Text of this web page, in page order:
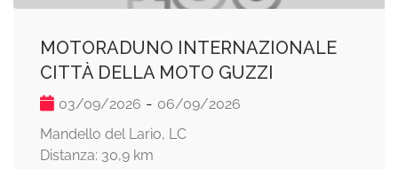
MOTORADUNO INTERNAZIONALE
CITTÀ DELLA MOTO GUZZI
03/09/2026 - 06/09/2026
Mandello del Lario, LC
Distanza: 30,9 km